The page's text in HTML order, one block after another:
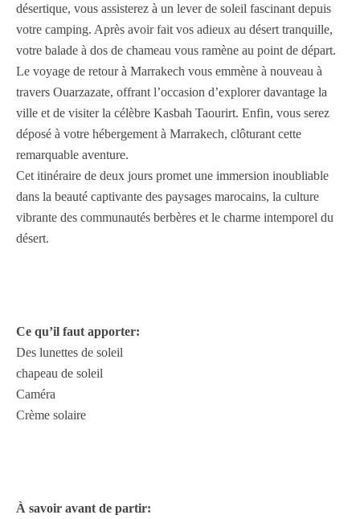
désertique, vous assisterez à un lever de soleil fascinant depuis
votre camping. Après avoir fait vos adieux au désert tranquille,
votre balade à dos de chameau vous ramène au point de départ.
Le voyage de retour à Marrakech vous emmène à nouveau à
travers Ouarzazate, offrant l’occasion d’explorer davantage la
ville et de visiter la célèbre Kasbah Taourirt. Enfin, vous serez
déposé à votre hébergement à Marrakech, clôturant cette
remarquable aventure.
Cet itinéraire de deux jours promet une immersion inoubliable
dans la beauté captivante des paysages marocains, la culture
vibrante des communautés berbères et le charme intemporel du
désert.
Ce qu’il faut apporter:
Des lunettes de soleil
chapeau de soleil
Caméra
Crème solaire
À savoir avant de partir: